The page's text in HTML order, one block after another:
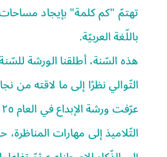
تهتمّ "كم كلمة" بإيجاد
باللّغة العربيّة.
هذه السّنة، أطلقنا الورشة
التّوالي نظرًا إلى ما لاقته من
التّلاميذ إلى مهارات المناظرة،